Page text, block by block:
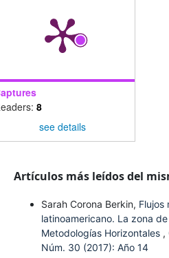
8
see details
Artículos más leídos del
Sarah Corona Berkin, Flujos
latinoamericano. La zona
Metodologías Horizontales ,
Núm. 30 (2017): Año 14